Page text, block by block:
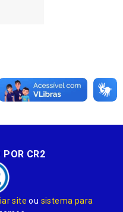
POR CR2
site ou sistema para